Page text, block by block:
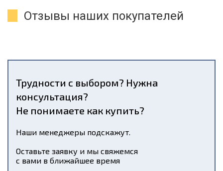
Отзывы наших покупателей
Трудности с выбором? Нужна
консультация?
Не понимаете как купить?
Наши менеджеры подскажут.
Оставьте заявку и мы свяжемся
с вами в ближайшее время